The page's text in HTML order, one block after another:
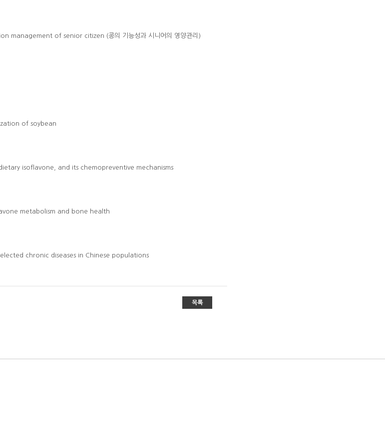
management of senior citizen (콩의 기능성과 시니어의 영양관리)
of soybean
isoflavone, and its chemopreventive mechanisms
metabolism and bone health
chronic diseases in Chinese populations